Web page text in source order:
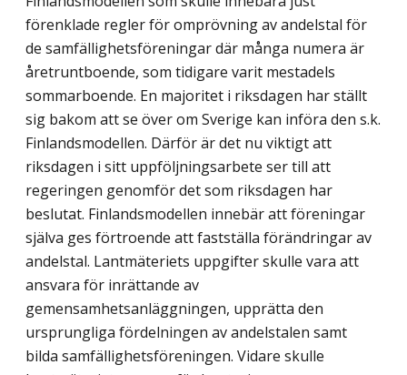
förenklade regler för omprövning av andelstal för
de samfällighetsföreningar där många numera är
åretrunt­boende, som tidigare varit mestadels
sommarboende. En majoritet i riksdagen har ställt
sig bakom att se över om Sverige kan införa den s.k.
Finlandsmodellen. Därför är det nu viktigt att
riksdagen i sitt uppföljningsarbete ser till att
regeringen genomför det som riksdagen har
beslutat. Finlandsmodellen innebär att föreningar
själva ges förtroende att fastställa förändringar av
andelstal. Lantmäteriets uppgifter skulle vara att
ansvara för inrättande av
gemensamhetsanläggningen, upprätta den
ursprungliga fördelningen av andelstalen samt
bilda samfällighetsföreningen. Vidare skulle